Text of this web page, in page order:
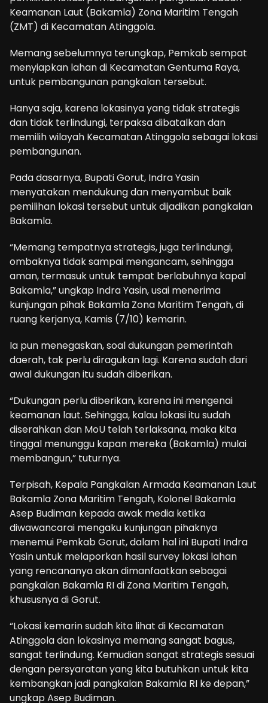
Keamanan Laut (Bakamla) Zona Maritim Tengah
(ZMT) di Kecamatan Atinggola.
Memang sebelumnya terungkap, Pemkab sempat
menyiapkan lahan di Kecamatan Gentuma Raya,
untuk pembangunan pangkalan tersebut.
Hanya saja, karena lokasinya yang tidak strategis
dan tidak terlindungi, terpaksa dibatalkan dan
memilih wilayah Kecamatan Atinggola sebagai lokasi
pembangunan.
Pada dasarnya, Bupati Gorut, Indra Yasin
menyatakan mendukung dan menyambut baik
pemilihan lokasi tersebut untuk dijadikan pangkalan
Bakamla.
“Memang tempatnya strategis, juga terlindungi,
ombaknya tidak sampai mengancam, sehingga
aman, termasuk untuk tempat berlabuhnya kapal
Bakamla,” ungkap Indra Yasin, usai menerima
kunjungan pihak Bakamla Zona Maritim Tengah, di
ruang kerjanya, Kamis (7/10) kemarin.
Ia pun menegaskan, soal dukungan pemerintah
daerah, tak perlu diragukan lagi. Karena sudah dari
awal dukungan itu sudah diberikan.
“Dukungan perlu diberikan, karena ini mengenai
keamanan laut. Sehingga, kalau lokasi itu sudah
diserahkan dan MoU telah terlaksana, maka kita
tinggal menunggu kapan mereka (Bakamla) mulai
membangun,” tuturnya.
Terpisah, Kepala Pangkalan Armada Keamanan Laut
Bakamla Zona Maritim Tengah, Kolonel Bakamla
Asep Budiman kepada awak media ketika
diwawancarai mengaku kunjungan pihaknya
menemui Pemkab Gorut, dalam hal ini Bupati Indra
Yasin untuk melaporkan hasil survey lokasi lahan
yang rencananya akan dimanfaatkan sebagai
pangkalan Bakamla RI di Zona Maritim Tengah,
khususnya di Gorut.
“Lokasi kemarin sudah kita lihat di Kecamatan
Atinggola dan lokasinya memang sangat bagus,
sangat terlindung. Kemudian sangat strategis sesuai
dengan persyaratan yang kita butuhkan untuk kita
kembangkan jadi pangkalan Bakamla RI ke depan,”
ungkap Asep Budiman.